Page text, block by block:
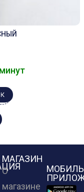
МАГАЗИН
О
магазине